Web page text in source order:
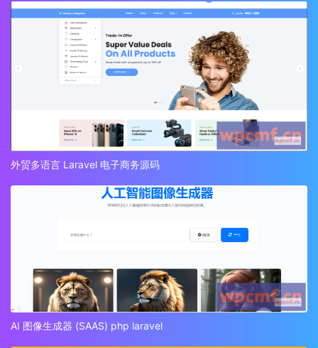
外贸多语言 Laravel 电子商务源码
AI 图像生成器 (SAAS) php laravel